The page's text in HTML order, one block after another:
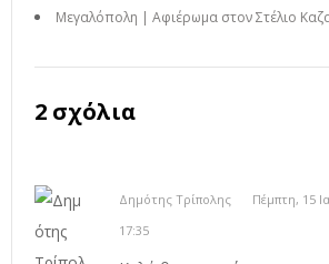
Μεγαλόπολη | Αφιέρωμα στον Στέλιο
2 σχόλια
Δημότης Τρίπολης
Πέμπτη, 15
17:35